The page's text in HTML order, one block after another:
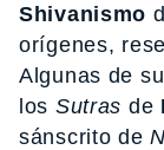
Shivanismo
orígenes,
Algunas de
los Sutras de
sánscrito de